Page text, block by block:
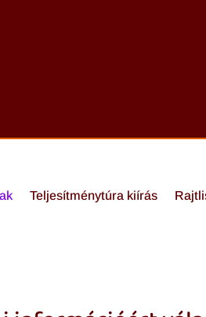
Teljesítménytúra kiírás